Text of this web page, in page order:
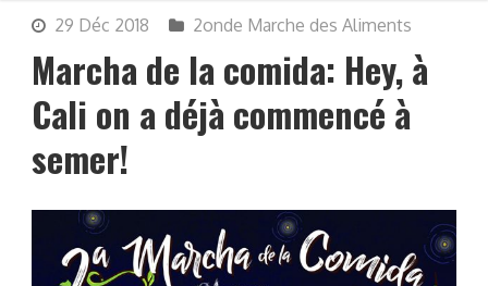
29 Déc 2018 2onde Marche des Aliments
Marcha de la comida: Hey, à
Cali on a déjà commencé à
semer!